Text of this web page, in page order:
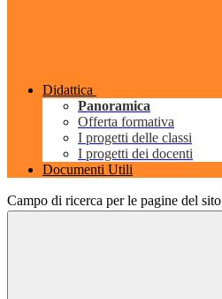
Didattica
Panoramica
Offerta formativa
I progetti delle classi
I progetti dei docenti
Documenti Utili
Campo di ricerca per le pagine del sito